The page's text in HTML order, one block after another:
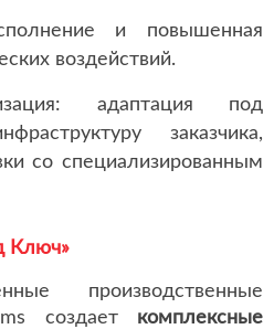
и повышенная
воздействий.
адаптация под
заказчика,
со специализированным
Ключ»
производственные
создает комплексные